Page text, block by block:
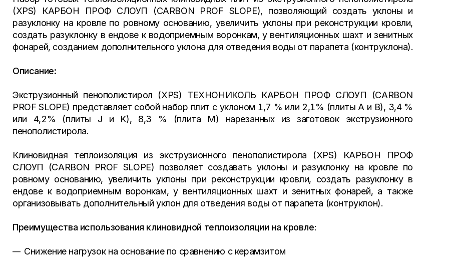
(XPS) КАРБОН ПРОФ СЛОУП (CARBON PROF SLOPE), позволяющий создать уклоны и
разуклонку на кровле по ровному основанию, увеличить уклоны при реконструкции кровли,
создать разуклонку в ендове к водоприемным воронкам, у вентиляционных шахт и зенитных
фонарей, созданием дополнительного уклона для отведения воды от парапета (контруклона).
Описание:
Экструзионный пенополистирол (XPS) ТЕХНОНИКОЛЬ КАРБОН ПРОФ СЛОУП (CARBON
PROF SLOPE) представляет собой набор плит с уклоном 1,7 % или 2,1% (плиты A и В), 3,4 %
или 4,2% (плиты J и K), 8,3 % (плита М) нарезанных из заготовок экструзионного
пенополистирола.
Клиновидная теплоизоляция из экструзионного пенополистирола (XPS) КАРБОН ПРОФ
СЛОУП (CARBON PROF SLOPE) позволяет создавать уклоны и разуклонку на кровле по
ровному основанию, увеличить уклоны при реконструкции кровли, создать разуклонку в
ендове к водоприемным воронкам, у вентиляционных шахт и зенитных фонарей, а также
организовывать дополнительный уклон для отведения воды от парапета (контруклон).
Преимущества использования клиновидной теплоизоляции на кровле:
Снижение нагрузок на основание по сравнению с керамзитом